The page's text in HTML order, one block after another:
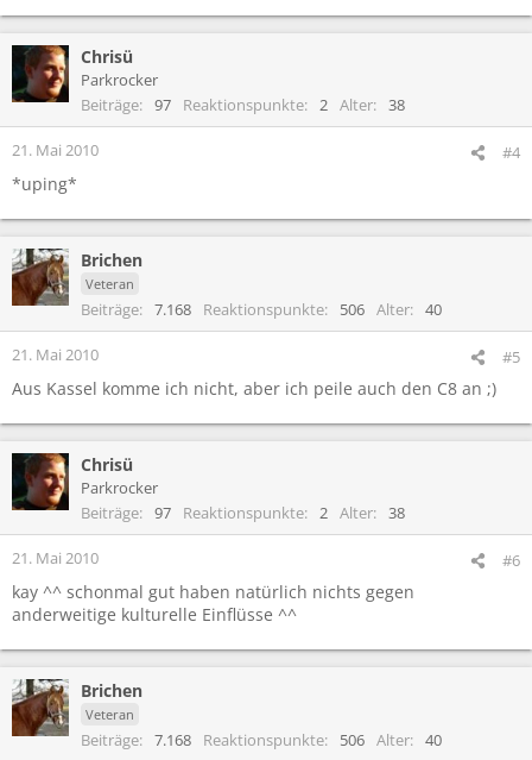
Chrisü
Parkrocker
Beiträge
97 Reaktionspunkte 2 Alter 38
21. Mai 2010 #4
*uping*
Brichen
Veteran
Beiträge 7.168 Reaktionspunkte 506 Alter 40
21. Mai 2010 #5
Aus Kassel komme ich nicht, aber ich peile auch den C8 an ;)
Chrisü
Parkrocker
Beiträge
97 Reaktionspunkte 2 Alter 38
21. Mai 2010 #6
kay ^^ schonmal gut haben natürlich nichts gegen
anderweitige kulturelle Einflüsse ^^
Brichen
Veteran
Beiträge 7.168 Reaktionspunkte 506 Alter 40